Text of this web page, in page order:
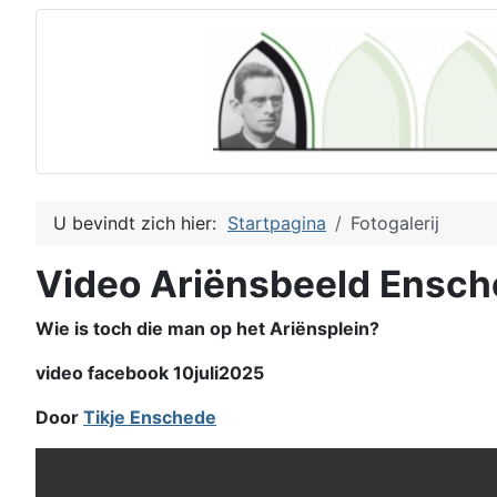
U bevindt zich hier: Startpagina Fotogalerij
Video Ariënsbeeld
Wie is toch die man op het Ariënsplein?
video facebook 10juli2025
Door Tikje Enschede